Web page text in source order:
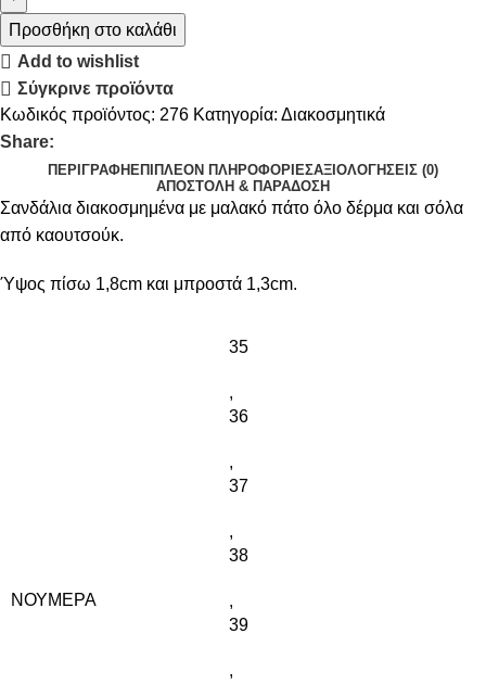
Προσθήκη στο καλάθι
Add to wishlist
Σύγκρινε προϊόντα
Κωδικός προϊόντος: 276 Κατηγορία: Διακοσμητικά
Share:
ΠΕΡΙΓΡΑΦΉ ΕΠΙΠΛΈΟΝ ΠΛΗΡΟΦΟΡΊΕΣΑΞΙΟΛΟΓΉΣΕΙΣ (0)
ΑΠΟΣΤΟΛΉ & ΠΑΡΆΔΟΣΗ
Σανδάλια διακοσμημένα με μαλακό πάτο όλο δέρμα και σόλα
από καουτσούκ.
Ύψος πίσω 1,8cm και μπροστά 1,3cm.
ΝΟΎΜΕΡΑ
35
,
36
,
37
,
38
,
39
,